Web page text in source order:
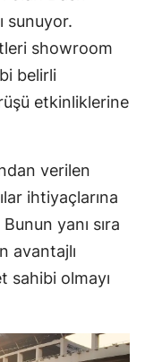
sunuyor.
showroom
belirli
etkinliklerine
verilen
ihtiyaçlarına
yanı sıra
avantajlı
sahibi olmayı